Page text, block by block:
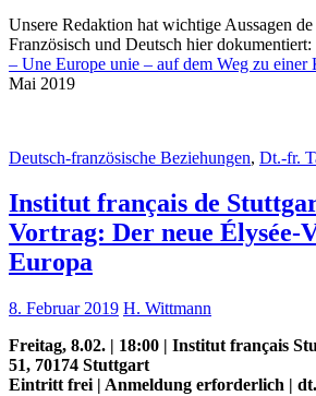
Unsere Redaktion hat wichtige Aussagen
Französisch und Deutsch hier dokumentiert:
– Une Europe unie – auf dem Weg zu einer
Mai 2019
Deutsch-französische Beziehungen, Dt.-fr.
Institut français de
Vortrag: Der neue Élysée-
Europa
8. Februar 2019 H. Wittmann
Freitag, 8.02. | 18:00 | Institut français
51, 70174 Stuttgart
Eintritt frei | Anmeldung erforderlich |